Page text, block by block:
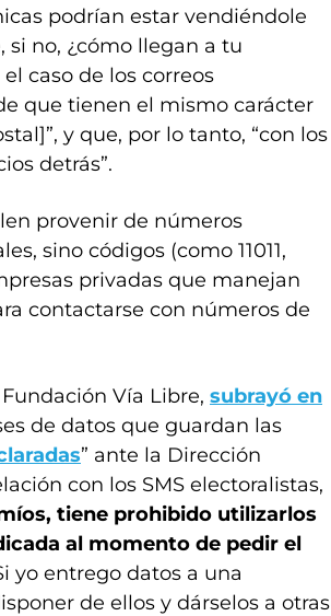
podrían estar vendiéndole
si no, ¿cómo llegan a tu
caso de los correos
que tienen el mismo carácter
y que, por lo tanto, “con los
detrás”.
provenir de números
sino códigos (como 11011,
privadas que manejan
contactarse con números de
Vía Libre, subrayó en
de datos que guardan las
” ante la Dirección
con los SMS electoralistas,
tiene prohibido utilizarlos
al momento de pedir el
yo entrego datos a una
de ellos y dárselos a otras